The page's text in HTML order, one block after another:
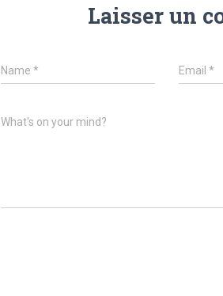
Laisser un
Name * Email*
What's on your mind?